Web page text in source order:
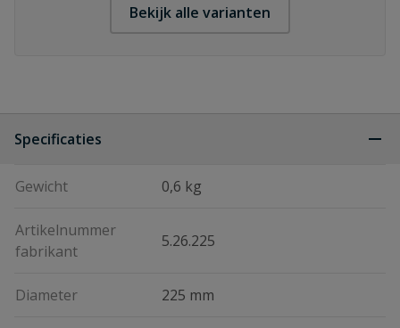
Bekijk alle varianten
Specificaties
Gewicht 0,6 kg
Artikelnummer
fabrikant
5.26.225
Diameter 225 mm